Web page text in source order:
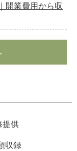
開業費用から収
提供
収録